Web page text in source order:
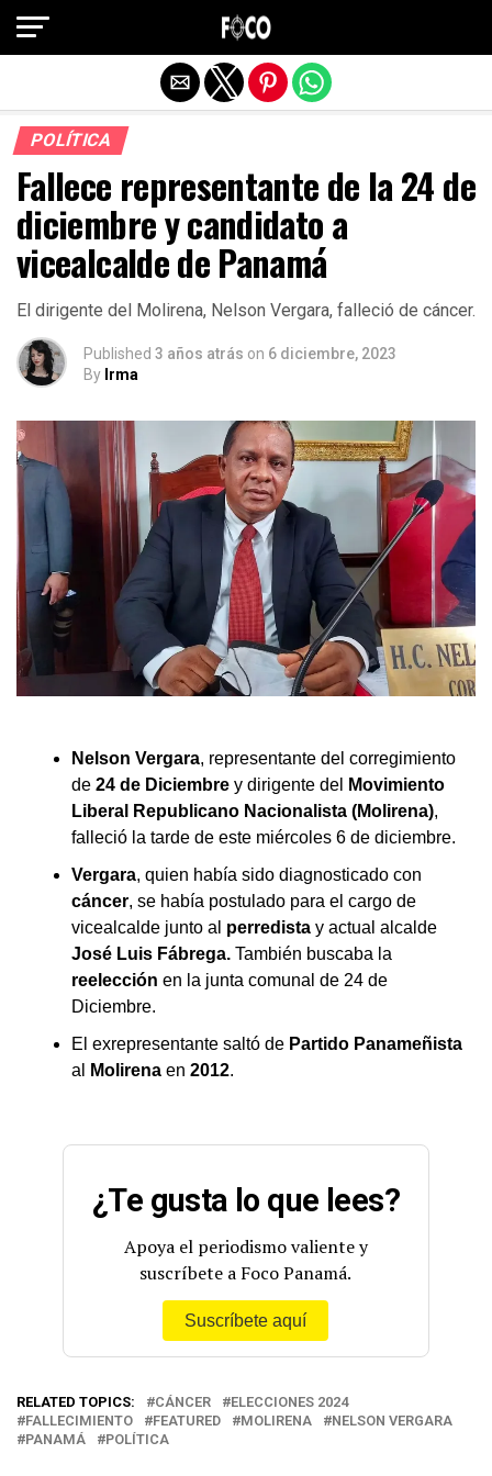
POLÍTICA
Fallece representante de la 24 de
diciembre y candidato a
vicealcalde de Panamá
El dirigente del Molirena, Nelson Vergara, falleció de cáncer.
Published 3 años atrás on 6 diciembre, 2023
By Irma
Nelson Vergara, representante del corregimiento
de 24 de Diciembre y dirigente del
Movimiento
Liberal Republicano Nacionalista (Molirena),
falleció la tarde de este miércoles 6 de diciembre.
Vergara, quien había sido diagnosticado con
cáncer, se había postulado para el cargo de
vicealcalde junto al perredista y actual alcalde
José Luis Fábrega. También buscaba la
reelección en la junta comunal de 24 de
Diciembre.
El exrepresentante saltó de Partido Panameñista
al
Molirena en 2012.
¿Te gusta lo que lees?
Apoya el periodismo valiente y
suscríbete a Foco Panamá.
Suscríbete aquí
RELATED TOPICS: CÁNCER
ELECCIONES 2024
FALLECIMIENTO
FEATURED MOLIRENA
NELSON VERGARA
PANAMÁ
POLÍTICA
Salir de la versión móvil